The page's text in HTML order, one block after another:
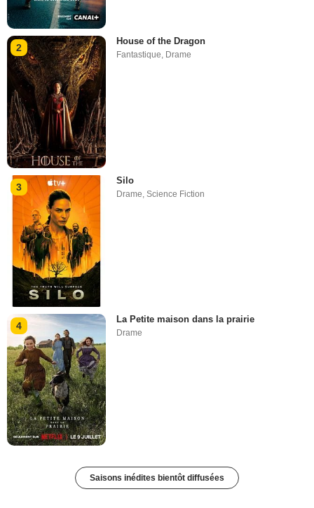
2
House of the Dragon
Fantastique, Drame
3
Silo
Drame ,Science Fiction
4
La Petite maison dans la prairie
Drame
Saisons inédites bientôt diffusées